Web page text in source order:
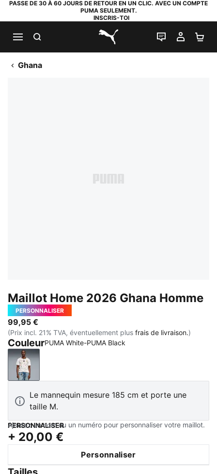
PASSE DE 30 À 60 JOURS DE RETOUR EN UN CLIC. AVEC UN COMPTE
PUMA SEULEMENT.
INSCRIS-TOI
PUMA.com
LIVE CHAT
MON
Ghana
Maillot Home 2026 Ghana Homme
PERSONNALISER
99,95 €
(Prix incl. 21% TVA, éventuellement plus frais de livraison.)
CouleurPUMA White-PUMA Black
PUMA White-PUMA Black
Le mannequin mesure 185 cm et porte une
taille M.
PERSONNALISER
Ajoutez un nom ou un numéro pour personnaliser votre maillot.
+ 20,00 €
Personnaliser